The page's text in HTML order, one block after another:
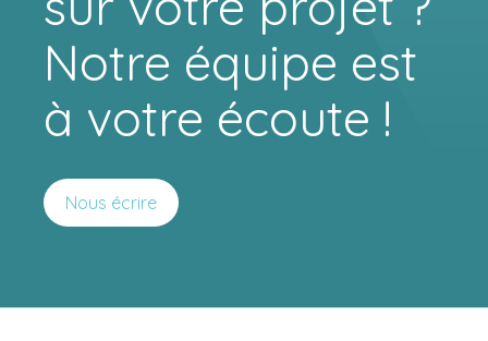
Notre équipe est
à votre écoute !
Nous écrire